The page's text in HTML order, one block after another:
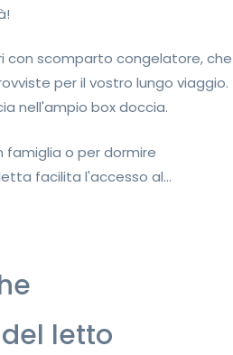
con scomparto congelatore, che
per il vostro lungo viaggio.
nell'ampio box doccia.
famiglia o per dormire
facilita l'accesso al...
letto